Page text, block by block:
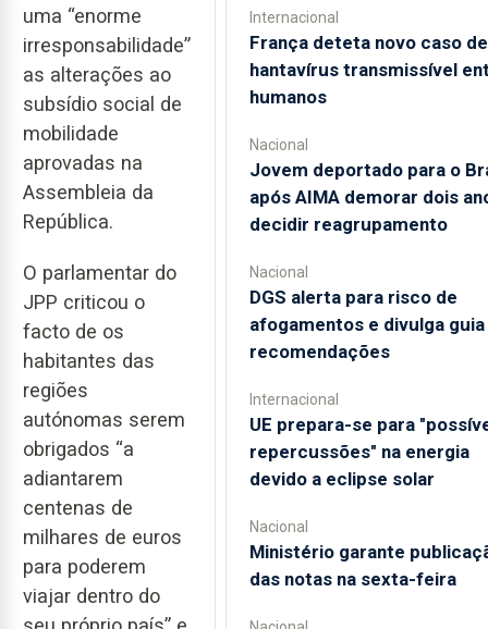
uma “enorme
irresponsabilidade”
as alterações ao
subsídio social de
mobilidade
aprovadas na
Assembleia da
República.
O parlamentar do
JPP criticou o
facto de os
habitantes das
regiões
autónomas serem
obrigados “a
adiantarem
centenas de
milhares de euros
para poderem
viajar dentro do
Internacional
França deteta novo caso de
hantavírus transmissível
humanos
Nacional
Jovem deportado para o
após AIMA demorar dois
decidir reagrupamento
Nacional
DGS alerta para risco de
afogamentos e divulga
recomendações
Internacional
UE prepara-se para
repercussões" na energia
devido a eclipse solar
Nacional
Ministério garante
das notas na sexta-feira